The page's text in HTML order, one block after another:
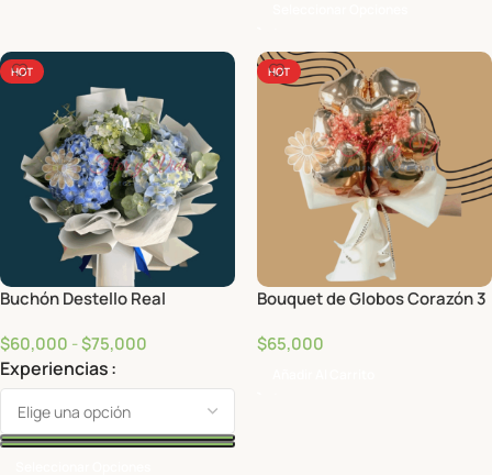
HOT
Buchón Destello Real
$60,000 -$75,000
Experiencias
HOT
Bouquet de Globos Corazón 3
$65,000